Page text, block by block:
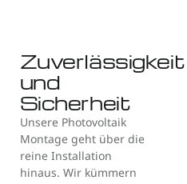
Zuverlässigkeit
und
Sicherheit
Unsere Photovoltaik
Montage geht über die
reine Installation
hinaus. Wir kümmern